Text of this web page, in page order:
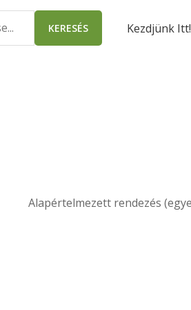
KERESÉS Kezdjünk Itt!